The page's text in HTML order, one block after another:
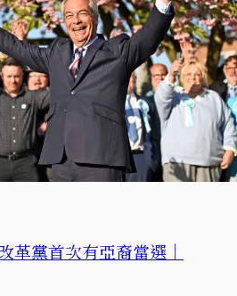
革黨首次有亞裔當選｜